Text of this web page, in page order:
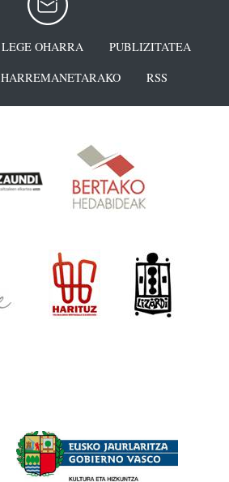
LEGE OHARRA
PUBLIZITATEA
HARREMANETARAKO RSS